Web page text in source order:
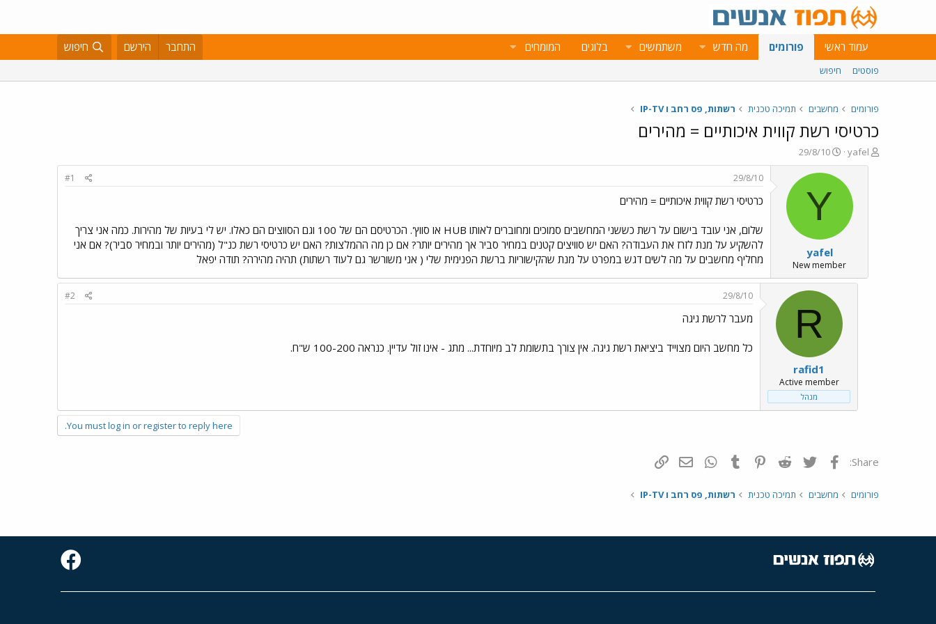
עמוד ראשי פורומים מה חדש משתמשים בלוגים המומחים התחבר הירשם חיפוש
פוסטים חיפוש
פורומים מחשבים תמיכה טכנית רשתות, פס רחב ו IP-TV
כרטיסי רשת קווית איכותיים = מהירים
פ
ו
yafel
פ
ו
ר
ם
א
ר
י
ך
29/8/10
Y
yafel
New member
29/8/10
#1
כרטיסי רשת קווית איכותיים = מהירים
שלום, אני עובד בישום על רשת כששני המחשבים סמוכים ומחוברים לאותו HUB או סווץ'. הכרטיסם הם של 100 וגם הסווצים הם כאלו. יש לי בעיות של מהירות. כמה אני צריך
להשקיע על מנת לזרז את העבודה? האם יש סוויצים קטנים במחיר סביר אך מהירים יותר? אם כן מה ההמלצות? האם יש כרטיסי רשת כנ"ל (מהירים יותר ובמחיר סביר)? אם אני
מחליף מחשבים על מה לשים דגש במפרט על מנת שהקישוריות ברשת הפנימית שלי ( אני משורשר גם לעוד רשתות) תהיה מהירה? תודה יפאל
R
rafid1
Active member
מנהל
29/8/10
#2
מעבר לרשת גיגה
כל מחשב היום מצוייד ביציאת רשת גיגה. אין צורך בתשומת לב מיוחדת... מתג - אינו זול עדיין. כנראה 100-200 ש"ח.
You must log in or register to reply here.
Share: פייסבוק Twitter
Reddit
Pinterest
Tumblr
WhatsAppדואר אלקטרוני
פורומים מחשבים תמיכה טכנית רשתות, פס רחב ו IP-TV